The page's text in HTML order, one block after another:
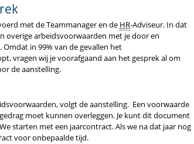
met de Teammanager en de HR-Adviseur. In dat
overige arbeidsvoorwaarden met je door en
in 99% van de gevallen het
vragen wij je voorafgaand aan het gesprek al om
de aanstelling.
volgt de aanstelling. Een voorwaarde
moet kunnen overleggen. Je kunt dit document
starten met een jaarcontract. Als we na dat jaar nog
voor onbepaalde tijd.